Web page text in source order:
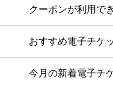
クーポンが利用で
おすすめ電子チケ
今月の新着電子チ